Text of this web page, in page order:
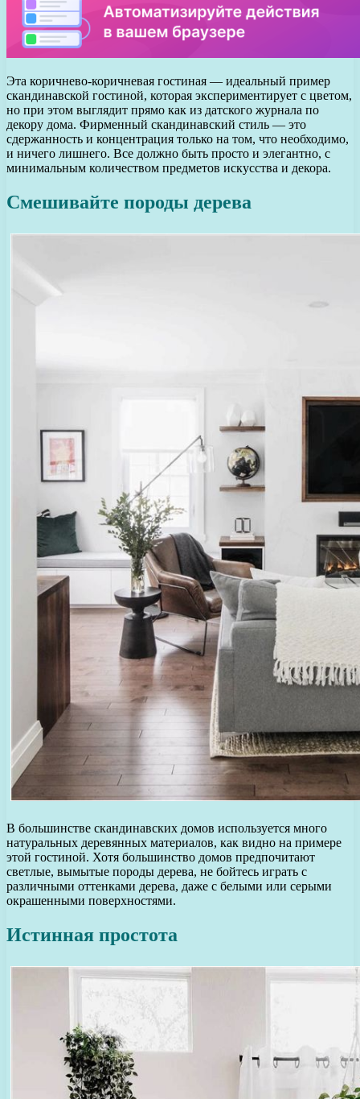
Эта коричнево-коричневая гостиная — идеальный пример
скандинавской гостиной, которая экспериментирует с цветом,
но при этом выглядит прямо как из датского журнала по
декору дома. Фирменный скандинавский стиль — это
сдержанность и концентрация только на том, что необходимо,
и ничего лишнего. Все должно быть просто и элегантно, с
минимальным количеством предметов искусства и декора.
Смешивайте породы дерева
В большинстве скандинавских домов используется много
натуральных деревянных материалов, как видно на примере
этой гостиной. Хотя большинство домов предпочитают
светлые, вымытые породы дерева, не бойтесь играть с
различными оттенками дерева, даже с белыми или серыми
окрашенными поверхностями.
Истинная простота